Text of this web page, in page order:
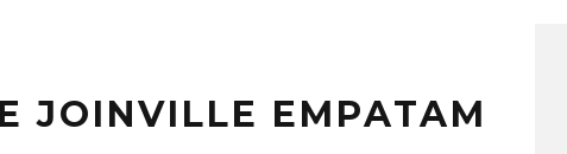
JOINVILLE EMPATAM